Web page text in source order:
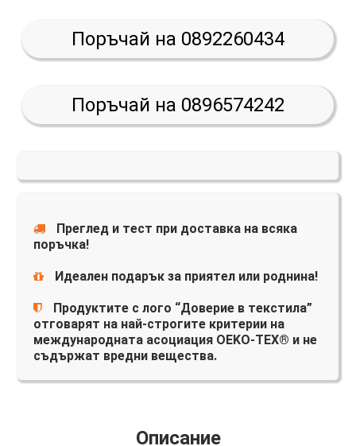
Поръчай на 0892260434
Поръчай на 0896574242
Преглед и тест при доставка на всяка
поръчка!
Идеален подарък за приятел или роднина!
Продуктите с лого “Доверие в текстила”
отговарят на най-строгите критерии на
международната асоциация OEKO-TEX® и не
съдържат вредни вещества.
Описание